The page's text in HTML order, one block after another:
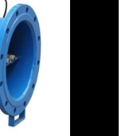
机设备